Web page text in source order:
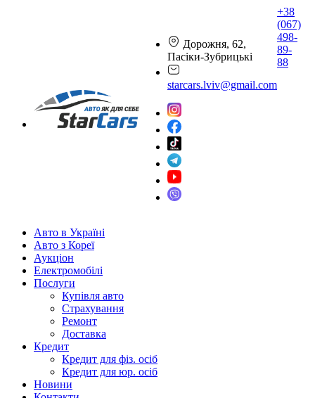
Дорожня, 62,
Пасіки-Зубрицькі
starcars.lviv@gmail.com
+38
(067)
498-
89-
88
Авто в Україні
Авто з Кореї
Аукціон
Електромобілі
Послуги
Купівля авто
Страхування
Ремонт
Доставка
Кредит
Кредит для фіз. осіб
Кредит для юр. осіб
Новини